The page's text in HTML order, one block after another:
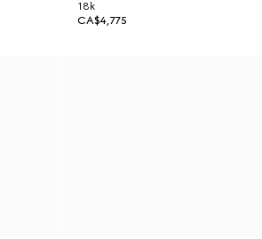
18k
CA$4,775